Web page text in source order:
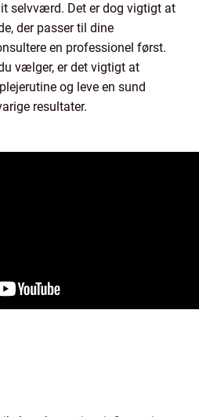
selvværd. Det er dog vigtigt at
der passer til dine
en professionel først.
vælger, er det vigtigt at
og leve en sund
resultater.